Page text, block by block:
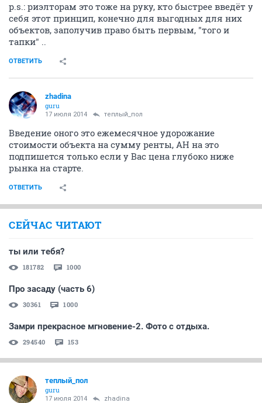
p.s.: риэлторам это тоже на руку, кто быстрее введёт у
себя этот принцип, конечно для выгодных для них
объектов, заполучив право быть первым, "того и
тапки" ..
ОТВЕТИТЬ
zhadina
guru
17 июля 2014 теплый_пол
Введение оного это ежемесячное удорожание
стоимости объекта на сумму ренты, АН на это
подпишется только если у Вас цена глубоко ниже
рынка на старте.
ОТВЕТИТЬ
СЕЙЧАС ЧИТАЮТ
ты или тебя?
181782 1000
Про засаду (часть 6)
30361 1000
Замри прекрасное мгновение-2. Фото с отдыха.
294540 153
теплый_пол
guru
17 июля 2014 zhadina